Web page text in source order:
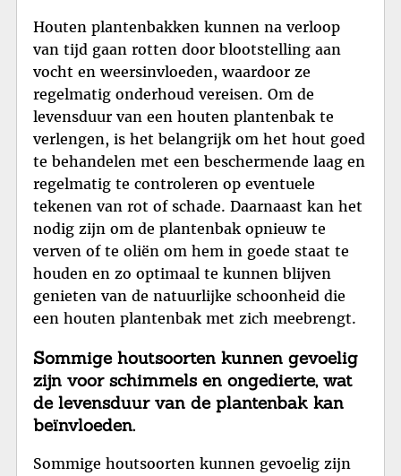
Houten plantenbakken kunnen na verloop
van tijd gaan rotten door blootstelling aan
vocht en weersinvloeden, waardoor ze
regelmatig onderhoud vereisen. Om de
levensduur van een houten plantenbak te
verlengen, is het belangrijk om het hout goed
te behandelen met een beschermende laag en
regelmatig te controleren op eventuele
tekenen van rot of schade. Daarnaast kan het
nodig zijn om de plantenbak opnieuw te
verven of te oliën om hem in goede staat te
houden en zo optimaal te kunnen blijven
genieten van de natuurlijke schoonheid die
een houten plantenbak met zich meebrengt.
Sommige houtsoorten kunnen gevoelig
zijn voor schimmels en ongedierte, wat
de levensduur van de plantenbak kan
beïnvloeden.
Sommige houtsoorten kunnen gevoelig zijn